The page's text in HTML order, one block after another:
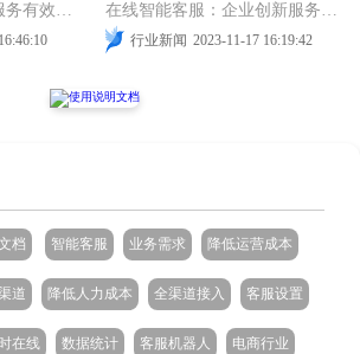
掌握积极倾听的客户服务有效沟通技巧 在线智能客服：企业创新服务模式的核心动力
行业新闻 2023-11-17 16:19:42
档 智能客服 业务需求 降低运营成本
道 降低人力成本 全渠道接入 客服设置
在线 数据统计 客服机器人 电商行业